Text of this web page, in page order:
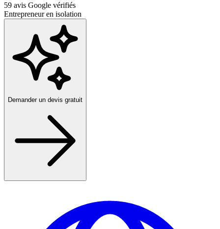
59 avis Google vérifiés
Entrepreneur en isolation
Demander un devis gratuit